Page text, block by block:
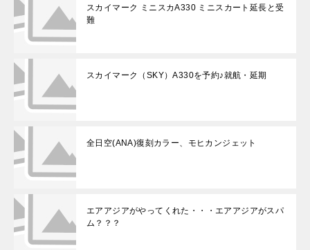
スカイマーク ミニスカA330 ミニスカート延長と受
難
スカイマーク（SKY）A330を予約♪就航・延期
全日空(ANA)復刻カラー、モヒカンジェット
エアアジアがやってくれた・・・エアアジアがスパ
ム？？？